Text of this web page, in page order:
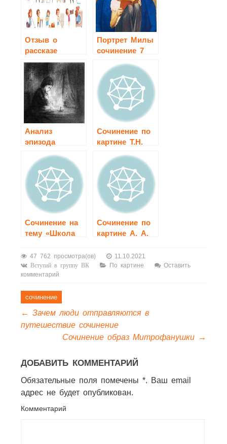
Отзыв о
рассказе
«Сочинение»
Каминский
Портрет Милы
сочинение 7
Анализ
эпизода
Петровича с
Нелли»
Сочинение по
картине Т.Н.
«Утро»
Сочинение на
тему «Школа
маленькая
жизнь»
Сочинение по
картине А. А.
«Первый снег»
47 762 просмотра(ов) 11.10.2021
Вступай в группу ВК По картине
Оставить
комментарий
сочинение
← Зачем люди отправляются в
путешествие сочинение
Сочинение образ Митрофанушки →
ДОБАВИТЬ КОММЕНТАРИЙ
Обязательные поля помечены *. Ваш email
адрес не будет опубликован.
Комментарий